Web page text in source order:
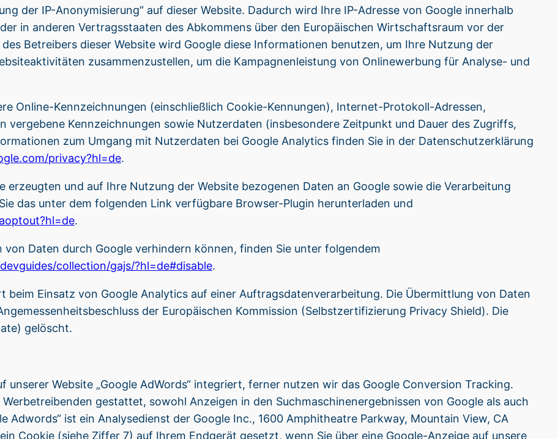
der IP-Anonymisierung“ auf dieser Website. Dadurch wird Ihre IP-Adresse von Google innerhalb
in anderen Vertragsstaaten des Abkommens über den Europäischen Wirtschaftsraum vor der
Betreibers dieser Website wird Google diese Informationen benutzen, um Ihre Nutzung der
zusammenzustellen, um die Kampagnenleistung von Onlinewerbung für Analyse- und
Online-Kennzeichnungen (einschließlich Cookie-Kennungen), Internet-Protokoll-Adressen,
vergebene Kennzeichnungen sowie Nutzerdaten (insbesondere Zeitpunkt und Dauer des Zugriffs,
zum Umgang mit Nutzerdaten bei Google Analytics finden Sie in der Datenschutzerklärung
privacy?hl=de.
erzeugten und auf Ihre Nutzung der Website bezogenen Daten an Google sowie die Verarbeitung
das unter dem folgenden Link verfügbare Browser-Plugin herunterladen und
.
von Daten durch Google verhindern können, finden Sie unter folgendem
collection/gajs/?hl=de#disable.
beim Einsatz von Google Analytics auf einer Auftragsdatenverarbeitung. Die Übermittlung von Daten
der Europäischen Kommission (Selbstzertifizierung Privacy Shield). Die
gelöscht.
unserer Website „Google AdWords“ integriert, ferner nutzen wir das Google Conversion Tracking.
gestattet, sowohl Anzeigen in den Suchmaschinenergebnissen von Google als auch
Adwords“ ist ein Analysedienst der Google Inc., 1600 Amphitheatre Parkway, Mountain View, CA
Cookie (siehe Ziffer 7) auf Ihrem Endgerät gesetzt, wenn Sie über eine Google-Anzeige auf unsere